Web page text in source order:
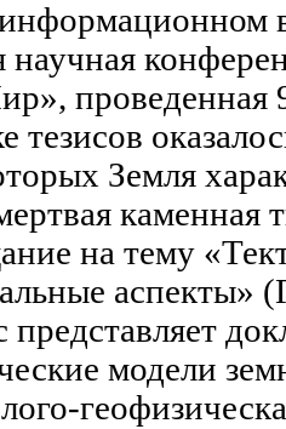
проведенная
Земля
каменная
на тему
модели